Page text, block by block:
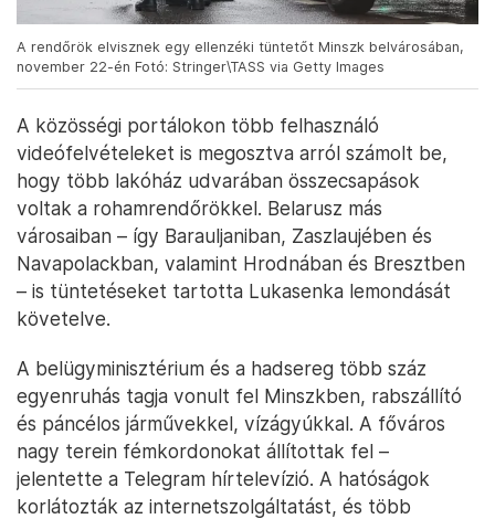
A rendőrök elvisznek egy ellenzéki tüntetőt Minszk belvárosában,
november 22-én Fotó: Stringer\TASS via Getty Images
A közösségi portálokon több felhasználó
videófelvételeket is megosztva arról számolt be,
hogy több lakóház udvarában összecsapások
voltak a rohamrendőrökkel. Belarusz más
városaiban – így Barauljaniban, Zaszlaujében és
Navapolackban, valamint Hrodnában és Bresztben
– is tüntetéseket tartotta Lukasenka lemondását
követelve.
A belügyminisztérium és a hadsereg több száz
egyenruhás tagja vonult fel Minszkben, rabszállító
és páncélos járművekkel, vízágyúkkal. A főváros
nagy terein fémkordonokat állítottak fel –
jelentette a Telegram hírtelevízió. A hatóságok
korlátozták az internetszolgáltatást, és több